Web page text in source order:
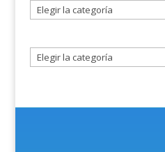
Seleccione
un